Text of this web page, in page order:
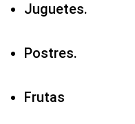
Juguetes.
Postres.
Frutas